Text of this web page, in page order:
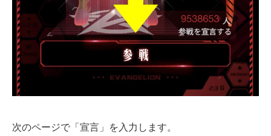
次のページで「宣言」を入力します。